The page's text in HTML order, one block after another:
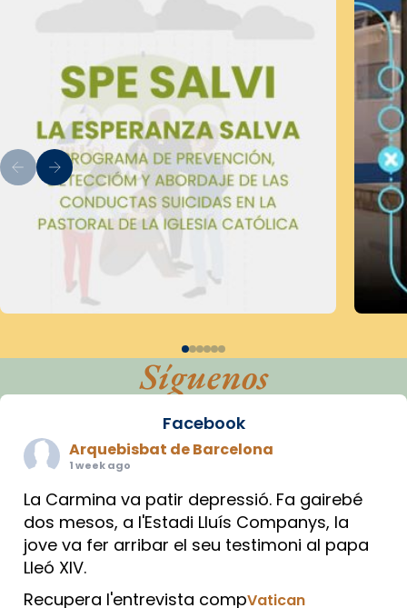
Síguenos
Facebook
Arquebisbat de Barcelona
1 week ago
La Carmina va patir depressió. Fa gairebé
dos mesos, a l'Estadi Lluís Companys, la
jove va fer arribar el seu testimoni al papa
Lleó XIV.
Recupera l'entrevista compVatican